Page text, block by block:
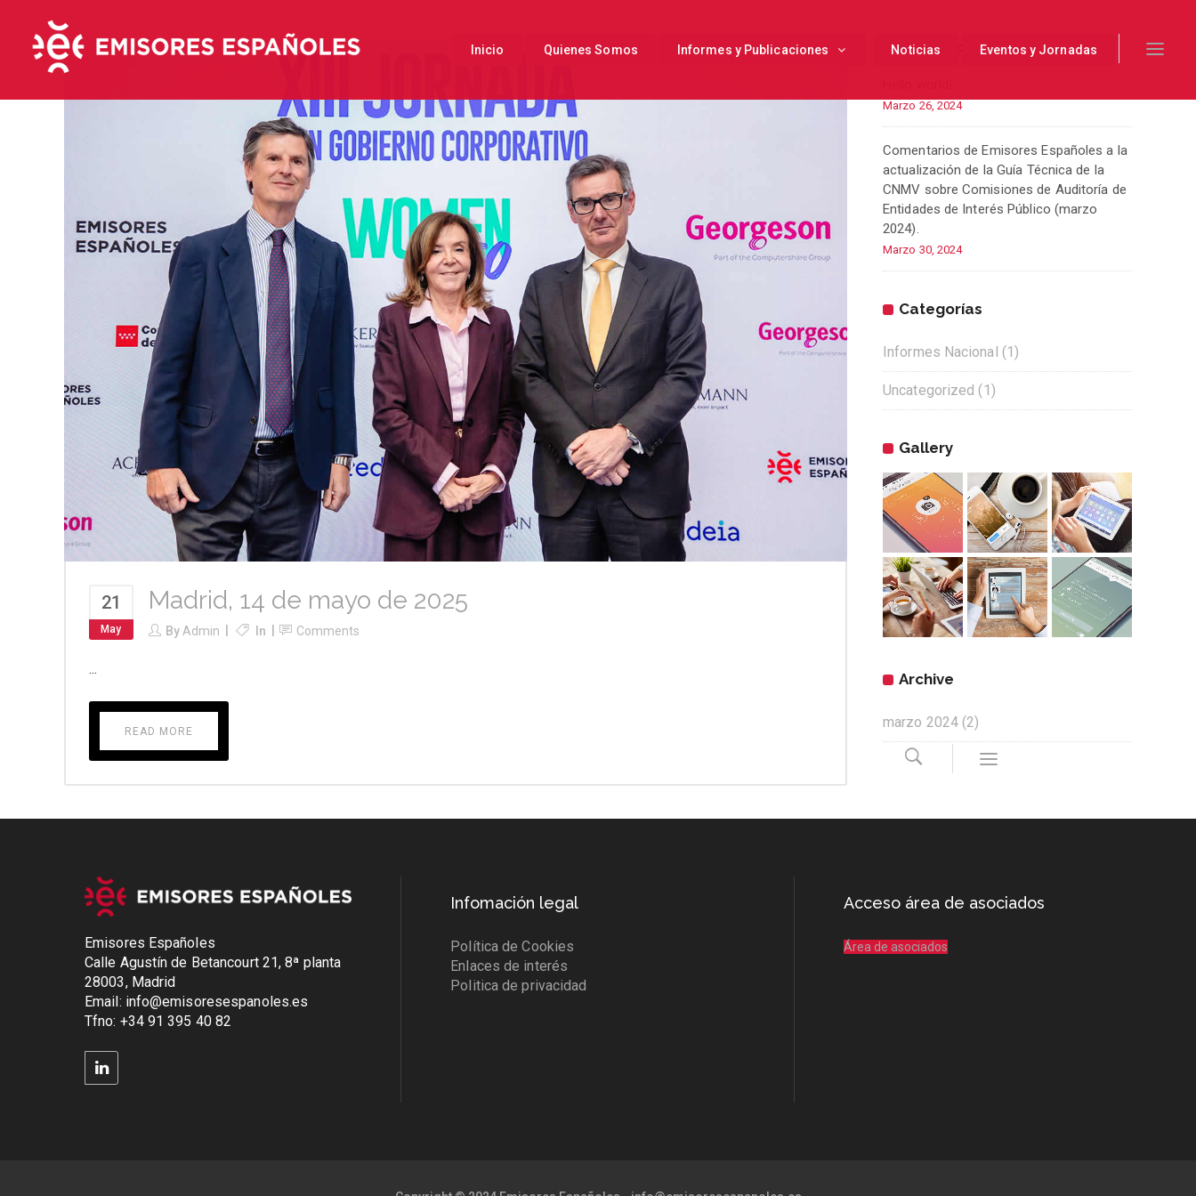
Inicio Quienes Somos Informes y Publicaciones Noticias Eventos y Jornadas
21
May
Madrid, 14 de mayo de 2025
By Admin In Comments
...
READ MORE
Recent Posts
Marzo 26, 2024
Comentarios de Emisores Españoles a la
actualización de la Guía Técnica de la
CNMV sobre Comisiones de Auditoría de
Entidades de Interés Público (marzo
2024).
Marzo 30, 2024
Categorías
Informes Nacional (1)
Uncategorized (1)
Gallery
Archive
marzo 2024 (2)
Emisores Españoles
Calle Agustín de Betancourt 21, 8ª planta
28003, Madrid
Email: info@emisoresespanoles.es
Tfno: +34 91 395 40 82
Infomación legal
Política de Cookies
Enlaces de interés
Politica de privacidad
Acceso área de asociados
Área de asociados